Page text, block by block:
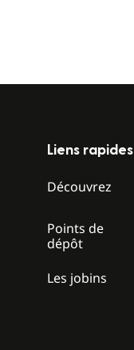
Liens rapides
Découvrez
Points de
dépôt
Les jobins